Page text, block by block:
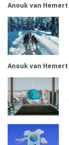
Anouk van Hemert
Anouk van Hemert